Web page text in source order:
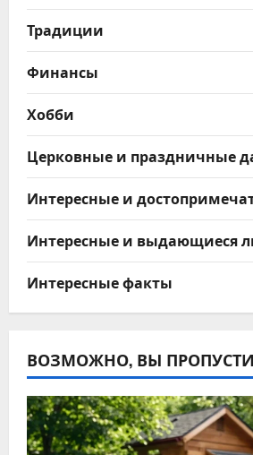
Традиции
Финансы
Хобби
Церковные и праздничные
Интересные и
Интересные и выдающиеся
Интересные факты
ВОЗМОЖНО, ВЫ